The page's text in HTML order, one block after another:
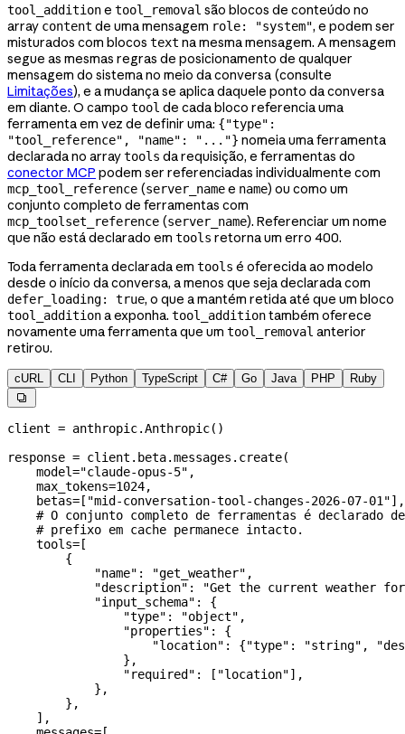
tool_additione tool_removal são blocos de conteúdo no
array content de uma mensagem role: "system", e podem ser
misturados com blocos text na mesma mensagem. A mensagem
segue as mesmas regras de posicionamento de qualquer
mensagem do sistema no meio da conversa (consulte
Limitações), e a mudança se aplica daquele ponto da conversa
em diante. O campo tool de cada bloco referencia uma
ferramenta em vez de definir uma: {"type":
"tool_reference", "name": "..."} nomeia uma ferramenta
declarada no arraytools da requisição, e ferramentas do
conector MCP podem ser referenciadas individualmente com
mcp_tool_reference (server_namee name) ou como um
conjunto completo de ferramentas com
mcp_toolset_reference (server_name). Referenciar um nome
que não está declarado em tools retorna um erro 400.
Toda ferramenta declarada em tools é oferecida ao modelo
desde o início da conversa, a menos que seja declarada com
defer_loading: true, o que a mantém retida até que um bloco
tool_additiona exponha. tool_additiontambém oferece
novamente uma ferramenta que um tool_removal anterior
retirou.
cURL CLI Python TypeScript C# Go Java PHP Ruby

client = anthropic.Anthropic()
response = client.beta.messages.create(
    model
="claude-opus-5" ,
    max_tokens
=1024,
    betas
= [ "mid-conversation-tool-changes-2026-07-01"],
# O conjunto completo de ferramentas é declarado
    # prefixo em cache permanece intacto.
    tools
= [
        {
            "name"
: "get_weather" ,
            "description"
:
"Get the current weather
            "input_schema"
: {
                "type"
: "object" ,
                "properties"
: {
                    "location"
: {"type" : "string" ,
                },
                "required"
: [ "location"],
            },
        },
    ],